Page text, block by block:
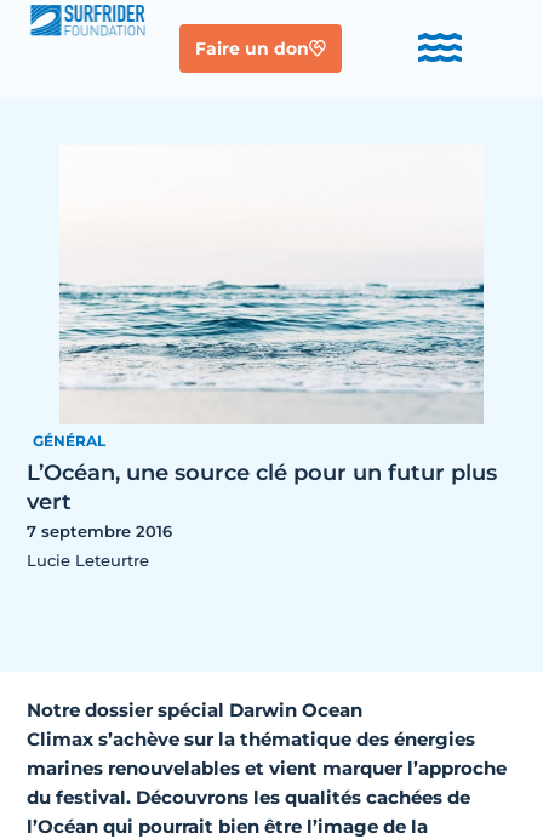
Faire un don
GÉNÉRAL
L’Océan, une source clé pour un futur plus
vert
7 septembre 2016
Lucie Leteurtre
Notre dossier spécial Darwin Ocean
Climaxs’achève sur la thématique des énergies
marines renouvelables et vient marquer l’approche
du festival. Découvrons les qualités cachées de
l’Océan qui pourrait bien être l’image de la